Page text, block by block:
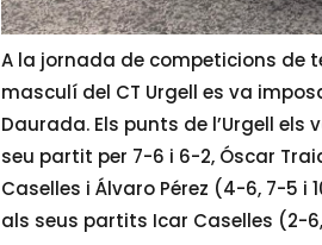
A la jornada de competicions de
masculí del CT Urgell es va
Daurada. Els punts de l’Urgell
seu partit per 7-6 i 6-2, Óscar
Caselles i Álvaro Pérez (4-6, 7-5
als seus partits Icar Caselles (2-